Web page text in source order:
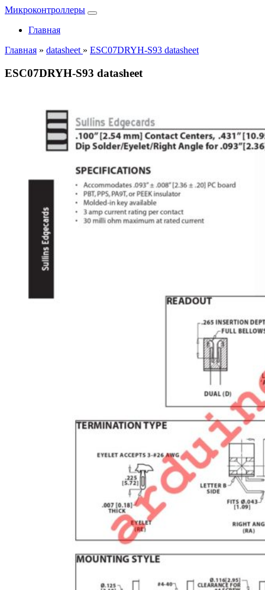
Микроконтроллеры
Главная
Главная » datasheet » ESC07DRYH-S93 datasheet
ESC07DRYH-S93 datasheet